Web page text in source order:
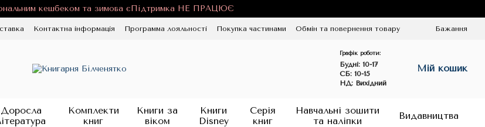
кешбеком та зимова єПідтримка НЕ ПРАЦЮЄ
Контактна інформація Программа лояльності Покупка частинами
Обмін та повернення товару
Бажання
Графік роботи:
Будні: 10-17
СБ: 10-15
НД: Вихідний
Мій кошик
Доросла
Комплекти
книг
Книги за
віком
Книги
Disney
Серія
книг
Навчальні зошити
та наліпки
Видавництва